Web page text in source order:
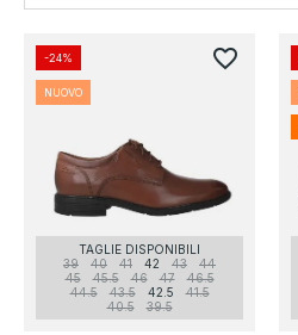
TAGLIE DISPONIBILI
39
40 41 42 43
44
45
45.5 46 47
46.5
44.5
43.5 42.5
41.5
40.5
39.5
-24%
NUOVO
favorite_border